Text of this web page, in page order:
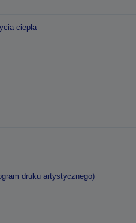
ciepła
druku artystycznego)